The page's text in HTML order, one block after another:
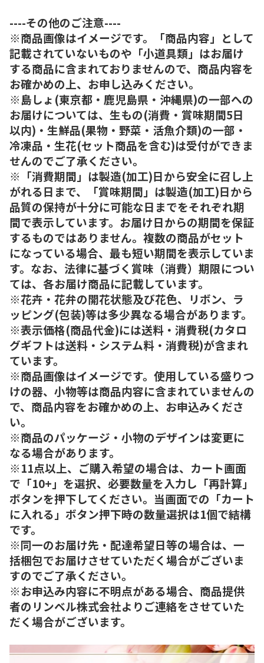
----その他のご注意----
※商品画像はイメージです。「商品内容」として
記載されていないものや「小道具類」はお届け
する商品に含まれておりませんので、商品内容を
お確かめの上、お申し込みください。
※島しょ(東京都・鹿児島県・沖縄県)の一部への
お届けについては、生もの(消費・賞味期間5日
以内)・生鮮品(果物・野菜・活魚介類)の一部・
冷凍品・生花(セット商品を含む)は受付ができま
せんのでご了承ください。
※「消費期間」は製造(加工)日から安全に召し上
がれる日まで、「賞味期間」は製造(加工)日から
品質の保持が十分に可能な日までをそれぞれ期
間で表示しています。お届け日からの期間を保証
するものではありません。複数の商品がセット
になっている場合、最も短い期間を表示していま
す。なお、法律に基づく賞味（消費）期限につい
ては、各お届け商品に記載しています。
※花卉・花弁の開花状態及び花色、リボン、ラ
ッピング(包装)等は多少異なる場合があります。
※表示価格(商品代金)には送料・消費税(カタロ
グギフトは送料・システム料・消費税)が含まれ
ています。
※商品画像はイメージです。使用している盛りつ
けの器、小物等は商品内容に含まれていませんの
で、商品内容をお確かめの上、お申込みくださ
い。
※商品のパッケージ・小物のデザインは変更に
なる場合があります。
※11点以上、ご購入希望の場合は、カート画面
で「10+」を選択、必要数量を入力し「再計算」
ボタンを押下してください。当画面での「カート
に入れる」ボタン押下時の数量選択は1個で結構
です。
※同一のお届け先・配達希望日等の場合は、一
括梱包でお届けさせていただく場合がございま
すのでご了承ください。
※お申込み内容に不明点がある場合、商品提供
者のリンベル株式会社よりご連絡をさせていた
だく場合がございます。